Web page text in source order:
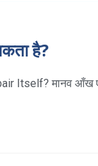
है?
Itself? मानव आँख